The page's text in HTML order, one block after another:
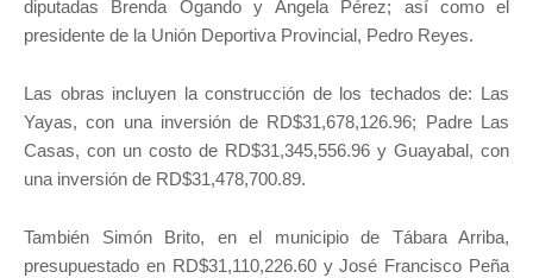
diputadas Brenda Ogando y Ángela Pérez; así como el
presidente de la Unión Deportiva Provincial, Pedro Reyes.
Las obras incluyen la construcción de los techados de: Las
Yayas, con una inversión de RD$31,678,126.96; Padre Las
Casas, con un costo de RD$31,345,556.96 y Guayabal, con
una inversión de RD$31,478,700.89.
También Simón Brito, en el municipio de Tábara Arriba,
presupuestado en RD$31,110,226.60 y José Francisco Peña